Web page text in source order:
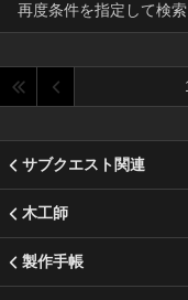
再度条件を指定して検索
サブクエスト関連
木工師
製作手帳